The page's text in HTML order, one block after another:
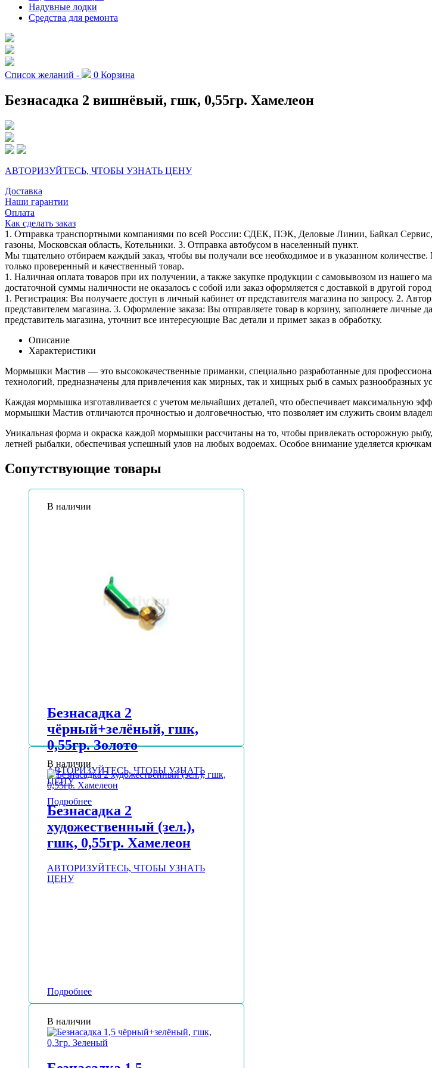
Надувные лодки
Средства для ремонта
Список желаний - 0 Корзина
Безнасадка 2 вишнёвый, гшк, 0,55гр. Хамелеон
АВТОРИЗУЙТЕСЬ, ЧТОБЫ УЗНАТЬ ЦЕНУ
Доставка
Наши гарантии
Оплата
Как сделать заказ
1. Отправка транспортными компаниями по всей России: СДЕК, ПЭК, Деловые Линии, Байкал
газоны, Московская область, Котельники. 3. Отправка автобусом в населенный пункт.
Мы тщательно отбираем каждый заказ, чтобы вы получали все необходимое и в указанном
только проверенный и качественный товар.
1. Наличная оплата товаров при их получении, а также закупке продукции с самовывозом из нашего
достаточной суммы наличности не оказалось с собой или заказ оформляется с доставкой в другой
1. Регистрация: Вы получаете доступ в личный кабинет от представителя магазина по запросу. 2.
представителем магазина. 3. Оформление заказа: Вы отправляете товар в корзину, заполняете
представитель магазина, уточнит все интересующие Вас детали и примет заказ в обработку.
Описание
Характеристики
Мормышки Мастив — это высококачественные приманки, специально разработанные для
технологий, предназначены для привлечения как мирных, так и хищных рыб в самых разнообразных
Каждая мормышка изготавливается с учетом мельчайших деталей, что обеспечивает максимальную
мормышки Мастив отличаются прочностью и долговечностью, что позволяет им служить своим
Уникальная форма и окраска каждой мормышки рассчитаны на то, чтобы привлекать осторожную
летней рыбалки, обеспечивая успешный улов на любых водоемах. Особое внимание уделяется
Сопутствующие товары
В наличии
Безнасадка 2
чёрный+зелёный, гшк,
0,55гр. Золото
АВТОРИЗУЙТЕСЬ, ЧТОБЫ УЗНАТЬ
ЦЕНУ
Подробнее
В наличии
Безнасадка 2
художественный (зел.),
гшк, 0,55гр. Хамелеон
АВТОРИЗУЙТЕСЬ, ЧТОБЫ УЗНАТЬ
ЦЕНУ
Подробнее
В наличии